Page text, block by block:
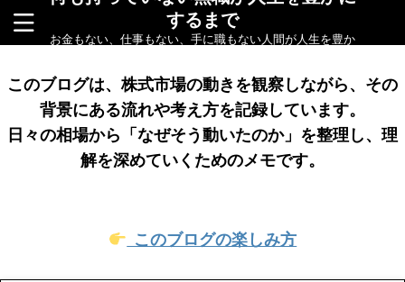
するまで
お金もない、仕事もない、手に職もない人間が人生を豊か
このブログは、株式市場の動きを観察しながら、その
背景にある流れや考え方を記録しています。
日々の相場から「なぜそう動いたのか」を整理し、理
解を深めていくためのメモです。
このブログの楽しみ方